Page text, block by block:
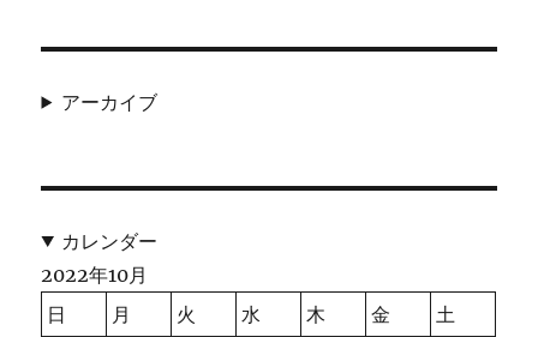
アーカイブ
カレンダー
2022年10月
日
月 火 水 木 金
土